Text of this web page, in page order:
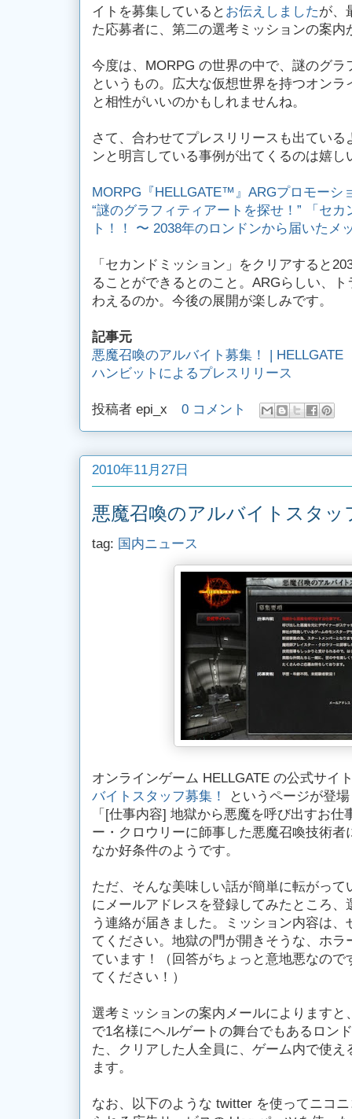
イトを募集していると お伝えしましたが、
た応募者に、第二の選考ミッションの案内
今度は、MORPG の世界の中で、謎のグ
というもの。広大な仮想世界を持つオン
と相性がいいのかもしれませんね。
さて、合わせてプレスリリースも出てい
ンと明言している事例が出てくるのは嬉し
MORPG『HELLGATE™』ARGプロモーシ
“謎のグラフィティアートを探せ！” 「セ
ト！！ 〜 2038年のロンドンから届いたメ
「セカンドミッション」をクリアすると
ることができるとのこと。ARGらしい、
わえるのか。今後の展開が楽しみです。
記事元
悪魔召喚のアルバイト募集！ | HELLGATE
ハンビットによるプレスリリース
投稿者 epi_x 0 コメント
2010年11月27日
悪魔召喚のアルバイトスタッ
tag: 国内ニュース
オンラインゲーム HELLGATE の公式サイ
バイトスタッフ募集！
というページが登
「[仕事内容] 地獄から悪魔を呼び出すお
ー・クロウリーに師事した悪魔召喚技術
なか好条件のようです。
ただ、そんな美味しい話が簡単に転がっ
にメールアドレスを登録してみたところ
う連絡が届きました。ミッション内容は
てください。地獄の門が開きそうな、ホ
ています！（回答がちょっと意地悪なの
てください！）
選考ミッションの案内メールによります
で1名様にヘルゲートの舞台でもあるロン
た、クリアした人全員に、ゲーム内で使
ます。
なお、以下のような twitter を使ってニコ